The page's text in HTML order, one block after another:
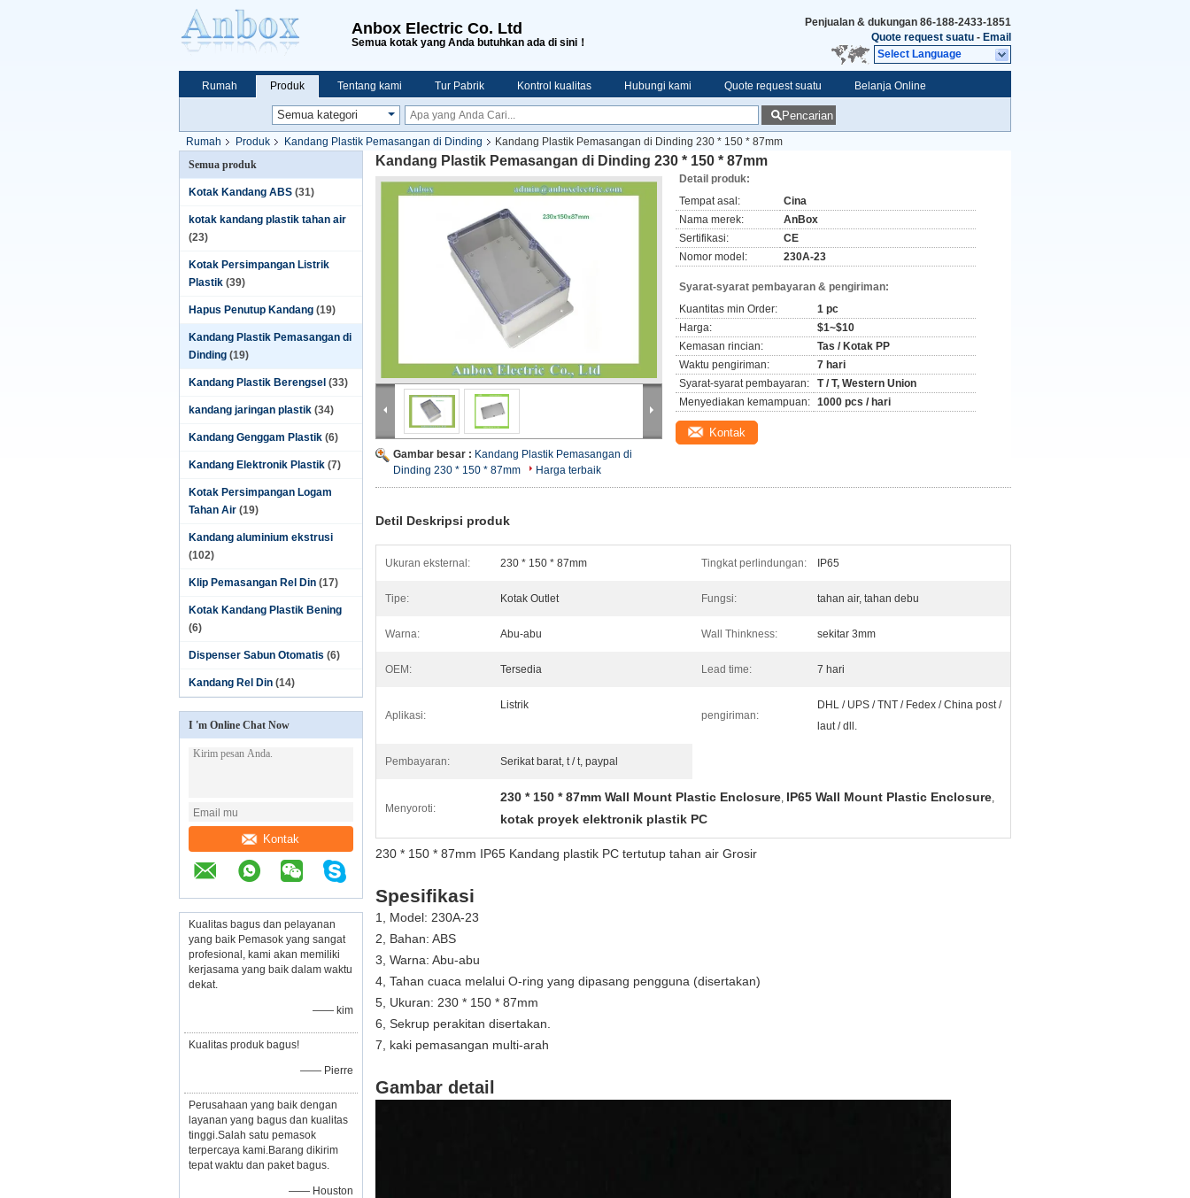
Anbox Electric Co. Ltd
Semua kotak yang Anda butuhkan ada di sini！
Penjualan & dukungan 86-188-2433-1851
Quote request suatu - Email
Select Language
Rumah Produk Tentang kami Tur Pabrik Kontrol kualitas Hubungi kami Quote request suatu Belanja Online
Pencarian
Rumah Produk Kandang Plastik Pemasangan di Dinding
Kandang Plastik Pemasangan di Dinding 230 * 150 * 87mm
Semua produk
Kotak Kandang ABS (31)
kotak kandang plastik tahan air
(23)
Kotak Persimpangan Listrik
Plastik (39)
Hapus Penutup Kandang (19)
Kandang Plastik Pemasangan di
Dinding (19)
Kandang Plastik Berengsel (33)
kandang jaringan plastik (34)
Kandang Genggam Plastik (6)
Kandang Elektronik Plastik (7)
Kotak Persimpangan Logam
Tahan Air (19)
Kandang aluminium ekstrusi
(102)
Klip Pemasangan Rel Din (17)
Kotak Kandang Plastik Bening
(6)
Dispenser Sabun Otomatis (6)
Kandang Rel Din (14)
I 'm Online Chat Now
Kontak
Kualitas bagus dan pelayanan
yang baik Pemasok yang sangat
profesional, kami akan memiliki
kerjasama yang baik dalam waktu
dekat.
—— kim
Kualitas produk bagus!
—— Pierre
Perusahaan yang baik dengan
layanan yang bagus dan kualitas
tinggi.Salah satu pemasok
terpercaya kami.Barang dikirim
tepat waktu dan paket bagus.
—— Houston
Kandang Plastik Pemasangan di Dinding 230 * 150 * 87mm
Gambar besar : Kandang Plastik Pemasangan di
Dinding 230 * 150 * 87mm
Harga terbaik
Detail produk:
Tempat asal:
Cina
Nama merek:
AnBox
Sertifikasi:
CE
Nomor model:
230A-23
Syarat-syarat pembayaran & pengiriman:
Kuantitas min Order:
1 pc
Harga:
$1~$10
Kemasan rincian:
Tas / Kotak PP
Waktu pengiriman:
7 hari
Syarat-syarat pembayaran:
T / T, Western Union
Menyediakan kemampuan: 1000 pcs / hari
Kontak
Detil Deskripsi produk
Ukuran eksternal: 230 * 150 * 87mm Tingkat perlindungan: IP65
Tipe: Kotak Outlet Fungsi: tahan air, tahan debu
Warna: Abu-abu Wall Thinkness: sekitar 3mm
OEM: Tersedia Lead time: 7 hari
Aplikasi:
Listrik
pengiriman:
DHL / UPS / TNT / Fedex / China post /
laut / dll.
Pembayaran: Serikat barat, t / t, paypal
Menyoroti:
230 * 150 * 87mm Wall Mount Plastic Enclosure, IP65 Wall Mount Plastic Enclosure,
kotak proyek elektronik plastik PC
230 * 150 * 87mm IP65 Kandang plastik PC tertutup tahan air Grosir
Spesifikasi
1, Model: 230A-23
2, Bahan: ABS
3, Warna: Abu-abu
4, Tahan cuaca melalui O-ring yang dipasang pengguna (disertakan)
5, Ukuran: 230 * 150 * 87mm
6, Sekrup perakitan disertakan.
7, kaki pemasangan multi-arah
Gambar detail